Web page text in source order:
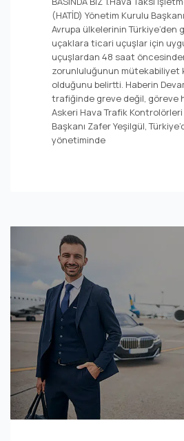
(HATİD) Yönetim Kurulu
Avrupa ülkelerinin Türkiye’den
uçaklara ticari uçuşlar için
uçuşlardan 48 saat
zorunluluğunun mütekabiliyet
olduğunu belirtti. Haberin
trafiğinde greve değil, göreve
Askeri Hava Trafik
Başkanı Zafer Yeşilgül,
yönetiminde